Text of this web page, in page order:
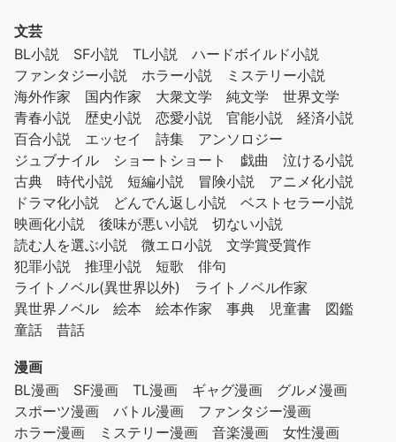
文芸
BL小説
SF小説 TL小説
ハードボイルド小説
ファンタジー小説
ホラー小説
ミステリー小説
海外作家
国内作家 大衆文学 純文学
世界文学
青春小説
歴史小説 恋愛小説 官能小説
経済小説
百合小説
エッセイ 詩集
アンソロジー
ジュブナイル
ショートショート 戯曲
泣ける小説
古典
時代小説 短編小説 冒険小説
アニメ化小説
ドラマ化小説
どんでん返し小説
ベストセラー小説
映画化小説
後味が悪い小説
切ない小説
読む人を選ぶ小説
微エロ小説
文学賞受賞作
犯罪小説
推理小説 短歌
俳句
ライトノベル(異世界以外)
ライトノベル作家
異世界ノベル
絵本 絵本作家 事典 児童書
図鑑
童話
昔話
漫画
BL漫画
SF漫画 TL漫画 ギャグ漫画
グルメ漫画
スポーツ漫画
バトル漫画
ファンタジー漫画
ホラー漫画
ミステリー漫画 音楽漫画
女性漫画